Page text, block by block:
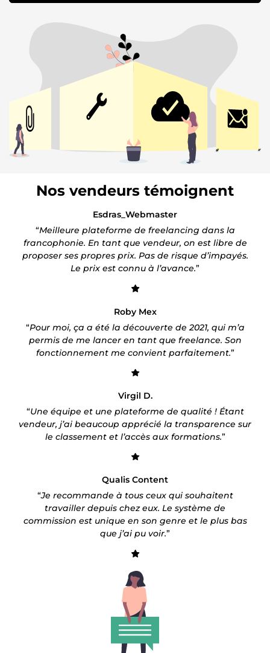
Nos vendeurs témoignent
Esdras_Webmaster
“Meilleure plateforme de freelancing dans la
francophonie. En tant que vendeur, on est libre de
proposer ses propres prix. Pas de risque d’impayés.
Le prix est connu à l’avance.”
Roby Mex
“Pour moi, ça a été la découverte de 2021, qui m’a
permis de me lancer en tant que freelance. Son
fonctionnement me convient parfaitement.”
Virgil D.
“Une équipe et une plateforme de qualité ! Étant
vendeur, j’ai beaucoup apprécié la transparence sur
le classement et l’accès aux formations.”
Qualis Content
“Je recommande à tous ceux qui souhaitent
travailler depuis chez eux. Le système de
commission est unique en son genre et le plus bas
que j’ai pu voir.”